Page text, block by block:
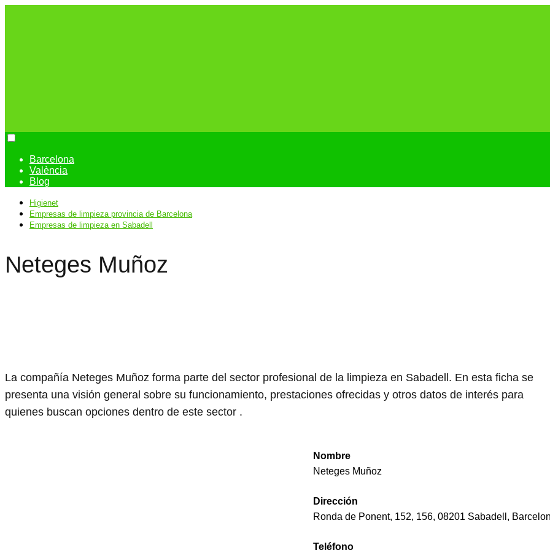
Barcelona
València
Blog
Higienet
Empresas de limpieza provincia de Barcelona
Empresas de limpieza en Sabadell
Neteges Muñoz
La compañía Neteges Muñoz forma parte del sector profesional de la limpieza en Sabadell. En esta ficha se
presenta una visión general sobre su funcionamiento, prestaciones ofrecidas y otros datos de interés para
quienes buscan opciones dentro de este sector .
Nombre
Neteges Muñoz
Dirección
Ronda de Ponent, 152, 156, 08201 Sabadell,
Teléfono